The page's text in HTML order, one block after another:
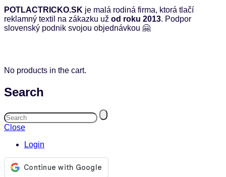
POTLACTRICKO.SK je malá rodiná firma, ktorá tlačí
reklamný textil na zákazku už od roku 2013. Podpor
slovenský podnik svojou objednávkou 🤗
No products in the cart.
Search
Close
Login